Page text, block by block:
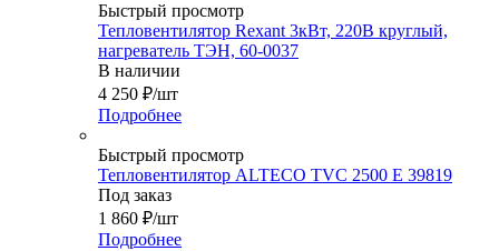
Быстрый просмотр
Тепловентилятор Rexant 3кВт, 220В круглый,
нагреватель ТЭН, 60-0037
В наличии
4 250 ₽/шт
Подробнее
Быстрый просмотр
Тепловентилятор ALTECO TVC 2500 E 39819
Под заказ
1 860 ₽/шт
Подробнее